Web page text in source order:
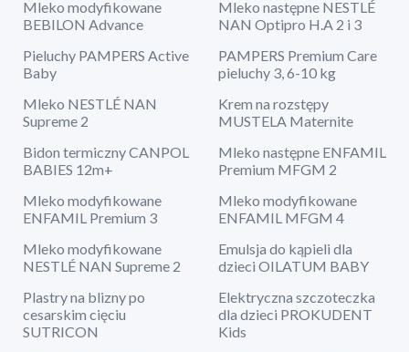
Mleko modyfikowane
BEBILON Advance
Mleko następne NESTLÉ
NAN Optipro H.A 2 i 3
Pieluchy PAMPERS Active
Baby
PAMPERS Premium Care
pieluchy 3, 6-10 kg
Mleko NESTLÉ NAN
Supreme 2
Krem na rozstępy
MUSTELA Maternite
Bidon termiczny CANPOL
BABIES 12m+
Mleko następne ENFAMIL
Premium MFGM 2
Mleko modyfikowane
ENFAMIL Premium 3
Mleko modyfikowane
ENFAMIL MFGM 4
Mleko modyfikowane
NESTLÉ NAN Supreme 2
Emulsja do kąpieli dla
dzieci OILATUM BABY
Plastry na blizny po
cesarskim cięciu
SUTRICON
Elektryczna szczoteczka
dla dzieci PROKUDENT
Kids